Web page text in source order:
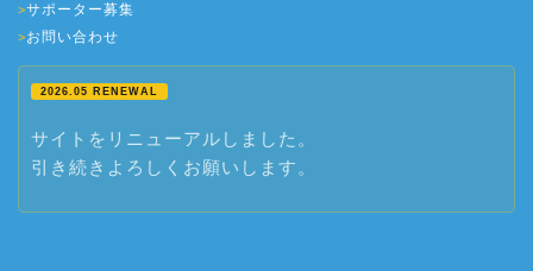
>サポーター募集
>お問い合わせ
2026.05 RENEWAL
サイトをリニューアルしました。
引き続きよろしくお願いします。